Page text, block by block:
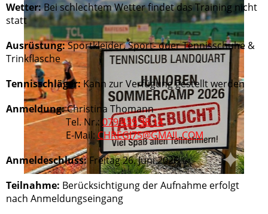
Wetter:Bei schlechtem Wetter findet das Training nicht
statt
Ausrüstung:Sportkleider, Sport- oder Tennisschuhe &
Trinkflasche
Tennisschläger:Kann zur Verfügung gestellt werden
Anmeldung:Christina Thomann
Tel. Nr.: 079 439 38 14
E-Mail: CHREGI75@GMAIL.COM
Anmeldeschluss:Freitag 26. Juni 2026
Teilnahme: Berücksichtigung der Aufnahme erfolgt
nach Anmeldungseingang